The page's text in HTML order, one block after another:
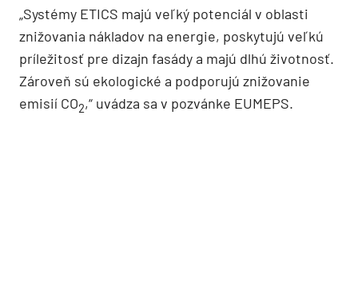
„Systémy ETICS majú veľký potenciál v oblasti
znižovania nákladov na energie, poskytujú veľkú
príležitosť pre dizajn fasády a majú dlhú životnosť.
Zároveň sú ekologické a podporujú znižovanie
emisií CO2,“ uvádza sa v pozvánke EUMEPS.